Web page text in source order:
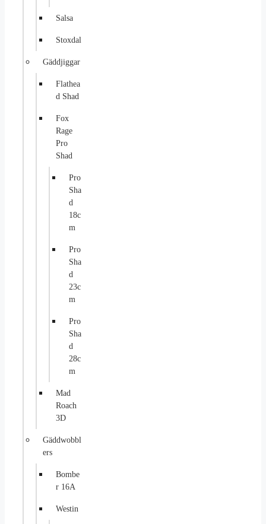
Salsa
Stoxdal
Gäddjiggar
Flathea
d Shad
Fox
Rage
Pro
Shad
Pro
Sha
d
18c
m
Pro
Sha
d
23c
m
Pro
Sha
d
28c
m
Mad
Roach
3D
Gäddwobbl
ers
Bombe
r 16A
Westin